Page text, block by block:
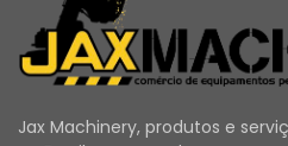
impactos, vibrações,
pressões de trabalho.
garante longa vida útil e
desempenho em
mineração, construção
Jax Machinery, produtos e